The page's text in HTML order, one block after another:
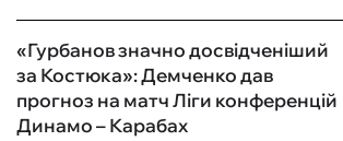
«Гурбанов значно досвідченіший
за Костюка»: Демченко дав
прогноз на матч Ліги конференцій
Динамо – Карабах